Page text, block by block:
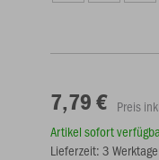
7,79 € Preis
Artikel sofort
Lieferzeit: 3 Werktage